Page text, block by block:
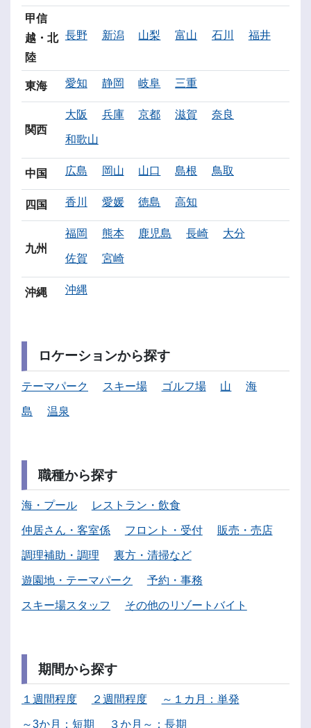
甲信
越・北
陸
長野 新潟 山梨 富山 石川 福井
東海 愛知 静岡 岐阜 三重
関西
大阪 兵庫 京都 滋賀 奈良
和歌山
中国 広島 岡山 山口 島根 鳥取
四国 香川 愛媛 徳島 高知
九州
福岡 熊本 鹿児島 長崎 大分
佐賀 宮崎
沖縄 沖縄
ロケーションから探す
テーマパーク スキー場 ゴルフ場 山 海
島 温泉
職種から探す
海・プール レストラン・飲食
仲居さん・客室係 フロント・受付 販売・売店
調理補助・調理 裏方・清掃など
遊園地・テーマパーク 予約・事務
スキー場スタッフ その他のリゾートバイト
期間から探す
１週間程度 ２週間程度 ～１カ月：単発
～3か月：短期 ３か月～：長期